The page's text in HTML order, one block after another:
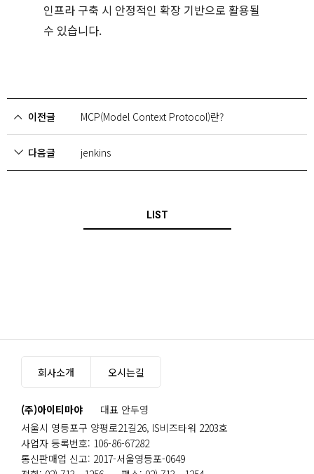
인프라 구축 시 안정적인 확장 기반으로 활용될
수 있습니다.
이전글 MCP(Model Context Protocol)란?
다음글 jenkins
LIST
회사소개 오시는길
(주)아이티마야
대표 안두영
서울시 영등포구 양평로21길26, IS비즈타워 2203호
사업자 등록번호: 106-86-67282
통신판매업 신고: 2017-서울영등포-0649